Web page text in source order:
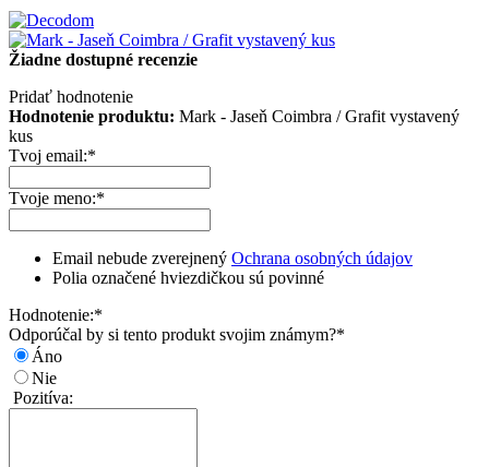
Žiadne dostupné recenzie
Pridať hodnotenie
Hodnotenie produktu: Mark - Jaseň Coimbra / Grafit vystavený
kus
Tvoj email:*
Tvoje meno:*
Email nebude zverejnený Ochrana osobných údajov
Polia označené hviezdičkou sú povinné
Hodnotenie:*
Odporúčal by si tento produkt svojim známym?*
Áno
Nie
Pozitíva: